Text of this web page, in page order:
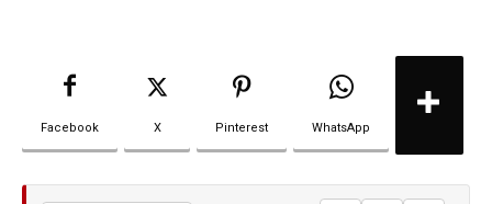
Facebook X Pinterest WhatsApp